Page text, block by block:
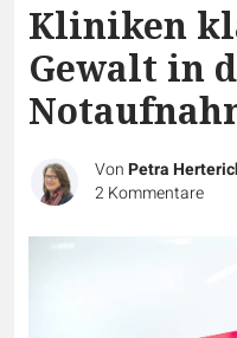
Kliniken
Gewalt in
VonPetra
2Kommentare